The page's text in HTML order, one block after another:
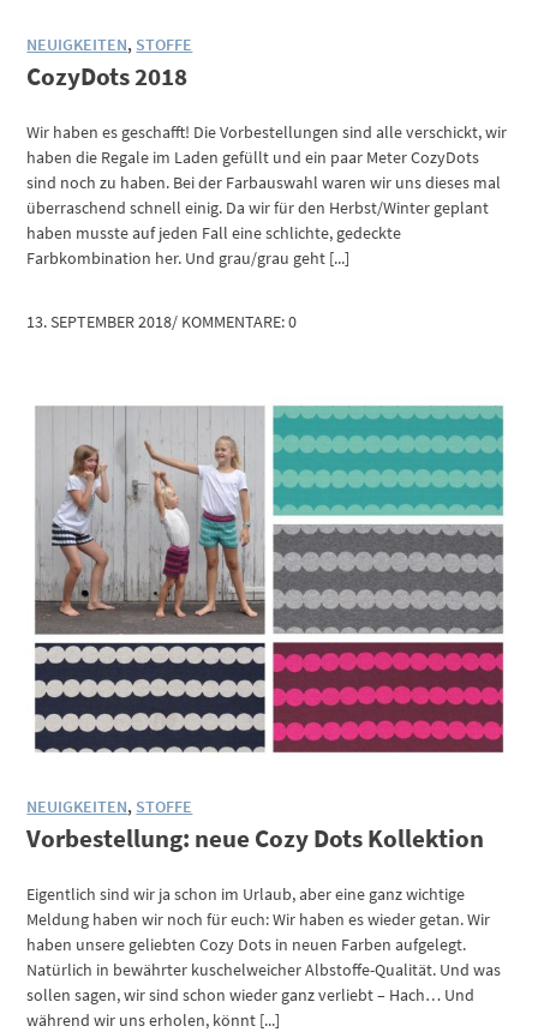
NEUIGKEITEN, STOFFE
CozyDots 2018
Wir haben es geschafft! Die Vorbestellungen sind alle verschickt, wir
haben die Regale im Laden gefüllt und ein paar Meter CozyDots
sind noch zu haben. Bei der Farbauswahl waren wir uns dieses mal
überraschend schnell einig. Da wir für den Herbst/Winter geplant
haben musste auf jeden Fall eine schlichte, gedeckte
Farbkombination her. Und grau/grau geht [...]
13. SEPTEMBER 2018/ KOMMENTARE: 0
NEUIGKEITEN, STOFFE
Vorbestellung: neue Cozy Dots Kollektion
Eigentlich sind wir ja schon im Urlaub, aber eine ganz wichtige
Meldung haben wir noch für euch: Wir haben es wieder getan. Wir
haben unsere geliebten Cozy Dots in neuen Farben aufgelegt.
Natürlich in bewährter kuschelweicher Albstoffe-Qualität. Und was
sollen sagen, wir sind schon wieder ganz verliebt – Hach… Und
während wir uns erholen, könnt [...]